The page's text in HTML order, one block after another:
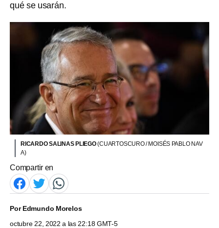
qué se usarán.
RICARDO SALINAS PLIEGO(CUARTOSCURO / MOISÉS PABLO NAV
A)
Compartir en
PorEdmundo Morelos
octubre 22, 2022 a las 22:18 GMT-5